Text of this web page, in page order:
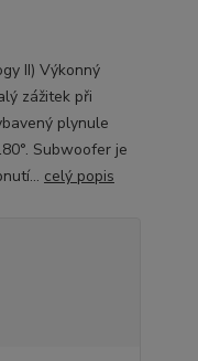
II) Výkonný
zážitek při
plynule
Subwoofer je
celý popis